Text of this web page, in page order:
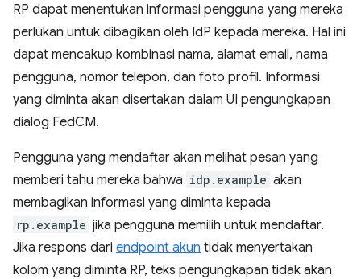
RP dapat menentukan informasi pengguna yang mereka
perlukan untuk dibagikan oleh IdP kepada mereka. Hal ini
dapat mencakup kombinasi nama, alamat email, nama
pengguna, nomor telepon, dan foto profil. Informasi
yang diminta akan disertakan dalam UI pengungkapan
dialog FedCM.
Pengguna yang mendaftar akan melihat pesan yang
memberi tahu mereka bahwa idp.example akan
membagikan informasi yang diminta kepada
rp.example jika pengguna memilih untuk mendaftar.
Jika respons dari endpoint akun tidak menyertakan
kolom yang diminta RP, teks pengungkapan tidak akan